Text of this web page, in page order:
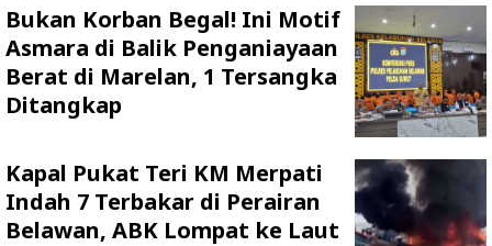
Bukan Korban Begal! Ini Motif
Asmara di Balik Penganiayaan
Berat di Marelan, 1 Tersangka
Ditangkap
Kapal Pukat Teri KM Merpati
Indah 7 Terbakar di Perairan
Belawan, ABK Lompat ke Laut